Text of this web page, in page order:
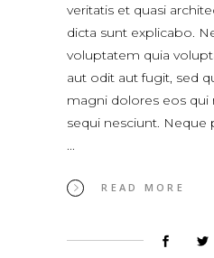
veritatis et quasi
dicta sunt explicabo.
voluptatem quia
aut odit aut fugit, sed
magni dolores eos
sequi nesciunt. Neque
READ MORE